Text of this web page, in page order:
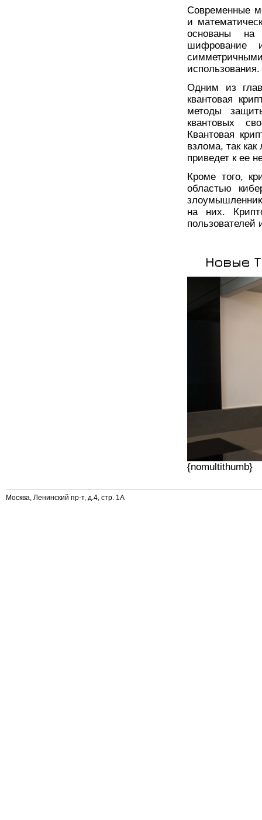
Современные
и
основаны на
шифрование
использования.
Одним из
квантовая
методы
квантовых
Квантовая
взлома, так
приведет к ее
Кроме того,
областью
на них.
пользователей
Новые
{nomultithumb}
Москва, Ленинский пр-т, д.4, стр. 1А